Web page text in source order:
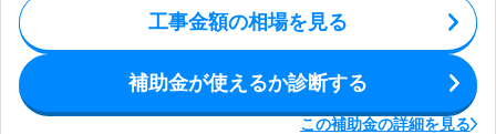
工事金額の相場を見る
補助金が使えるか診断する
この補助金の詳細を見る